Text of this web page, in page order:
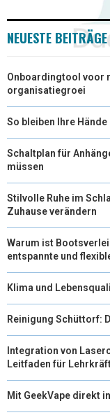
)
NEUESTE BEITRÄGE
Onboardingtool voor
organisatiegroei
So bleiben Ihre
Schaltplan für
müssen
Stilvolle Ruhe im
Zuhause verändern
Warum ist
entspannte und
Klima und
Reinigung Schüttorf:
Integration von
Leitfaden für
Mit GeekVape direkt